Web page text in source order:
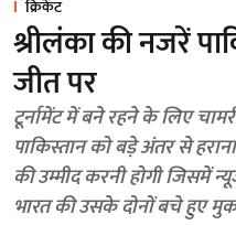
क्रिकेट
श्रीलंका की नजरें
जीत पर
टूर्नामेंट में बने रहने के लिए
पाकिस्तान को बड़े अंतर से
की उम्मीद करनी होगी जिसमें
भारत की उसके दोनों बचे हुए